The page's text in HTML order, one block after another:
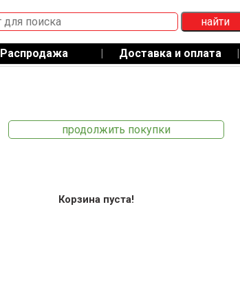
Распродажа | Доставка и оплата |
продолжить покупки
Корзина пуста!